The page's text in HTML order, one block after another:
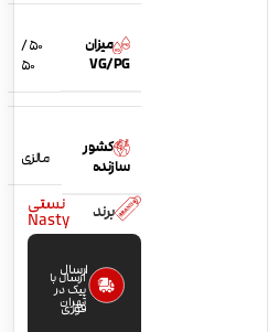
میزان
VG/PG
50 /
50
کشور
سازنده
مالزی
برند نستی
Nasty
ارسال
فوری
ارسال با
پیک در
تهران